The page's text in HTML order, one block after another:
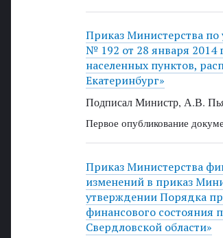
Приказ Министерства
№ 192 от 28 января 2014
населенных пунктов,
Екатеринбург»
Подписал Министр, А.В.
Первое опубликование
Приказ Министерства
изменений в приказ
утверждении Порядка
финансового состояния
Свердловской области»